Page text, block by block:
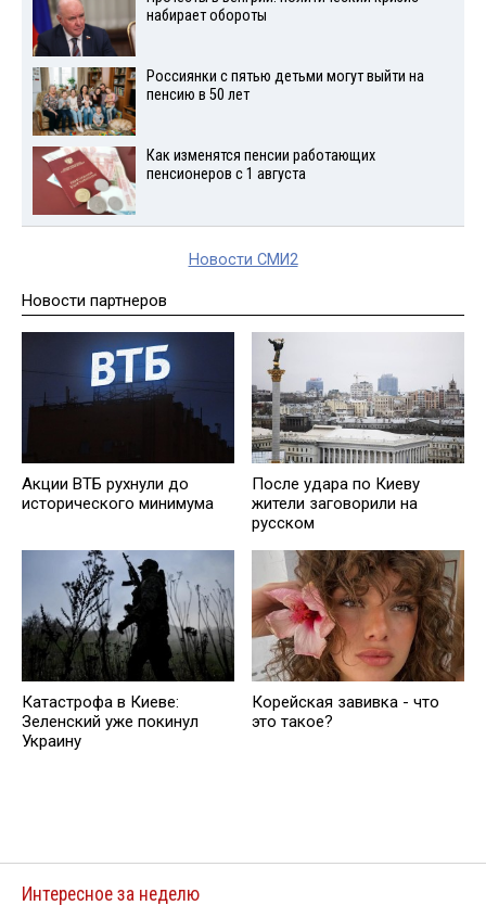
набирает обороты
Россиянки с пятью детьми могут выйти на
пенсию в 50 лет
Как изменятся пенсии работающих
пенсионеров с 1 августа
Новости СМИ2
Новости партнеров
Акции ВТБ рухнули до
исторического минимума
После удара по Киеву
жители заговорили на
русском
Катастрофа в Киеве:
Зеленский уже покинул
Украину
Корейская завивка - что
это такое?
Интересное за неделю